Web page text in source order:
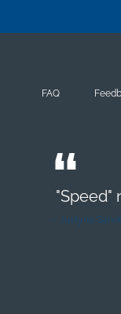
FAQ
"Speed"
Justyna